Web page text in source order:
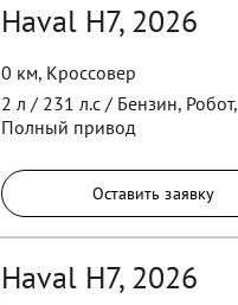
Haval H7, 2026
0 км, Кроссовер
2 л / 231 л.с / Бензин, Робот,
Полный привод
Оставить заявку
Haval H7, 2026